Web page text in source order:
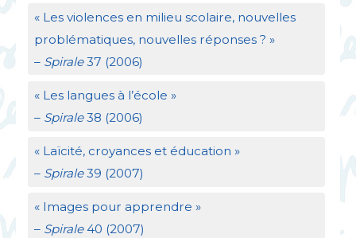
« Les violences en milieu scolaire, nouvelles
problématiques, nouvelles réponses ? »
– Spirale37 (2006)
« Les langues à l’école »
– Spirale38 (2006)
« Laïcité, croyances et éducation »
– Spirale39 (2007)
« Images pour apprendre »
– Spirale40 (2007)